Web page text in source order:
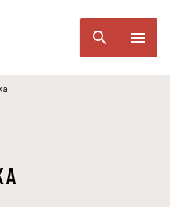
search menu